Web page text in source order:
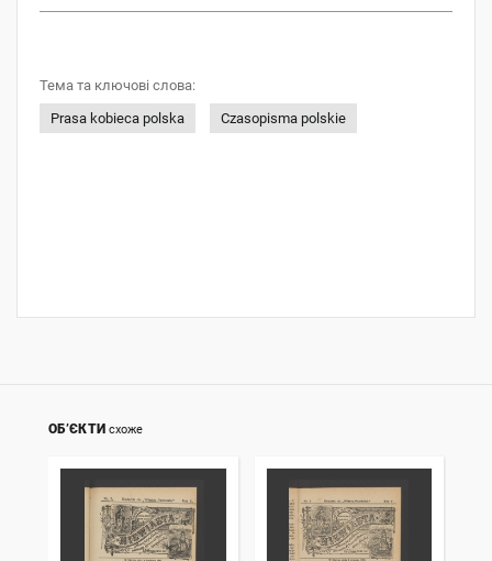
Тема та ключові слова:
Prasa kobieca polska
Czasopisma polskie
ОБ’ЄКТИ схоже